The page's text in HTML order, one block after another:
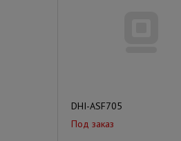
DHI-ASF705
Под заказ